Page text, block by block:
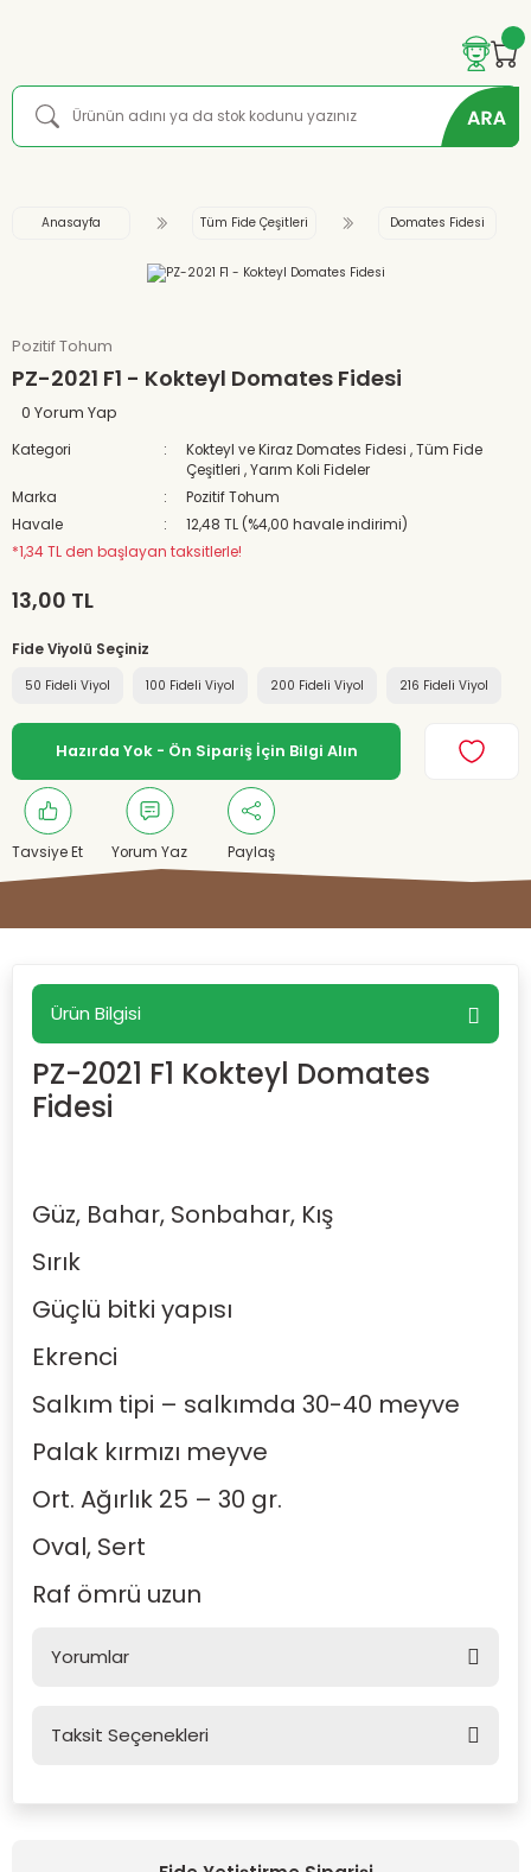
Anasayfa Tüm Fide Çeşitleri Domates Fidesi
Pozitif Tohum
PZ-2021 F1 - Kokteyl Domates Fidesi
0 Yorum Yap
Kategori Kokteyl ve Kiraz Domates Fidesi ,Tüm Fide
Çeşitleri ,Yarım Koli Fideler
Marka
Pozitif Tohum
Havale
12,48 TL (%4,00 havale indirimi)
*1,34 TL den başlayan taksitlerle!
13,00 TL
Fide Viyolü Seçiniz
50 Fideli Viyol 100 Fideli Viyol 200 Fideli Viyol 216 Fideli Viyol
Hazırda Yok - Ön Sipariş İçin Bilgi Alın
Tavsiye Et Yorum Yaz Paylaş
Ürün Bilgisi
PZ-2021 F1 Kokteyl Domates
Fidesi
Güz, Bahar, Sonbahar, Kış
Sırık
Güçlü bitki yapısı
Ekrenci
Salkım tipi – salkımda 30-40 meyve
Palak kırmızı meyve
Ort. Ağırlık 25 – 30 gr.
Oval, Sert
Raf ömrü uzun
Yorumlar
Taksit Seçenekleri